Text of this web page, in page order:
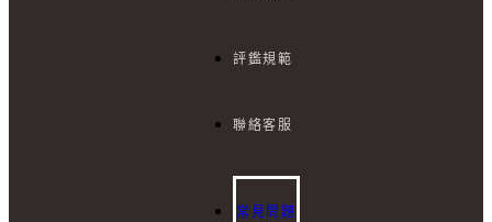
評鑑規範
聯絡客服
常見問題